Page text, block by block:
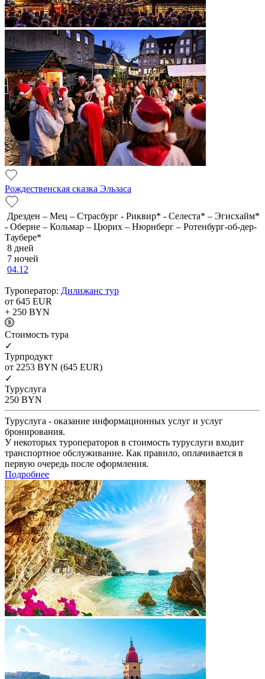
Рождественская сказка Эльзаса
Дрезден – Мец – Страсбург - Риквир* - Селеста* – Эгисхайм*
- Оберне – Кольмар – Цюрих – Нюрнберг – Ротенбург-об-дер-
Таубере*
8 дней
7 ночей
04.12
Туроператор: Дилижанс тур
от 645 EUR
+ 250 BYN
Cтоимость тура
✓
Турпродукт
от 2253 BYN (645 EUR)
✓
Туруслуга
250 BYN
Туруслуга - оказание информационных услуг и услуг
бронирования.
У некоторых туроператоров в стоимость туруслуги входит
транспортное обслуживание. Как правило, оплачивается в
первую очередь после оформления.
Подробнее